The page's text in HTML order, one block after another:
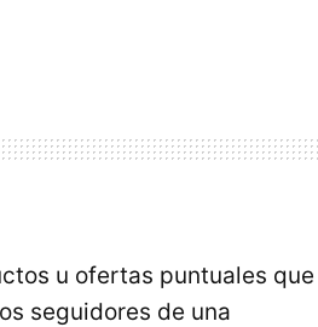
u ofertas puntuales que
seguidores de una